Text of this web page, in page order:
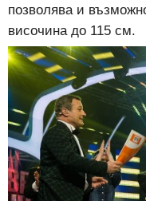
позволява и
височина до 115 см.